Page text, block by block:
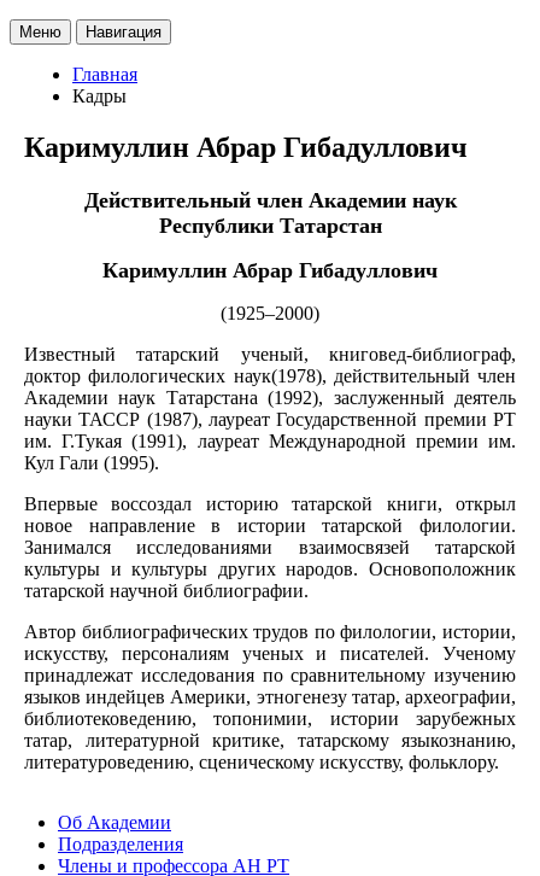
Меню Навигация
Главная
Кадры
Каримуллин Абрар Гибадуллович
Действительный член Академии наук
Республики Татарстан
Каримуллин Абрар Гибадуллович
(1925–2000)
Известный татарский ученый, книговед-библиограф,
доктор филологических наук(1978), действительный член
Академии наук Татарстана (1992), заслуженный деятель
науки ТАССР (1987), лауреат Государственной премии РТ
им. Г.Тукая (1991), лауреат Международной премии им.
Кул Гали (1995).
Впервые воссоздал историю татарской книги, открыл
новое направление в истории татарской филологии.
Занимался исследованиями взаимосвязей татарской
культуры и культуры других народов. Основоположник
татарской научной библиографии.
Автор библиографических трудов по филологии, истории,
искусству, персоналиям ученых и писателей. Ученому
принадлежат исследования по сравнительному изучению
языков индейцев Америки, этногенезу татар, археографии,
библиотековедению, топонимии, истории зарубежных
татар, литературной критике, татарскому языкознанию,
литературоведению, сценическому искусству, фольклору.
Об Академии
Подразделения
Члены и профессора АН РТ